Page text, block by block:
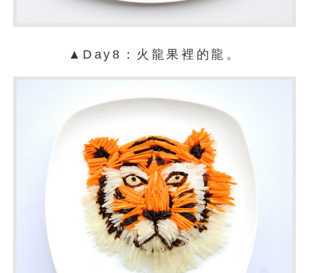
▲Day8：火龍果裡的龍。